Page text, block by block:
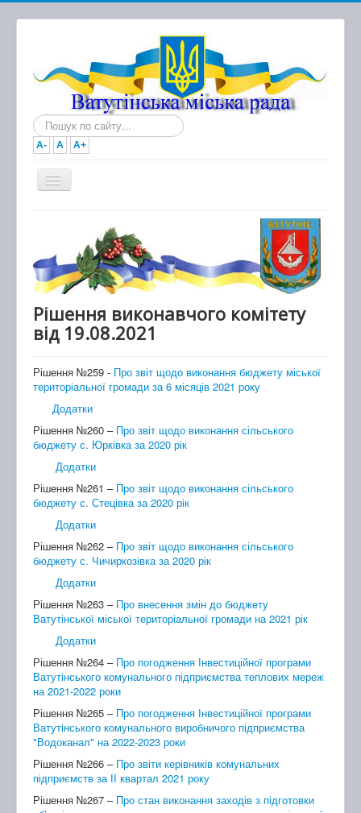
Пошук...
A- A A+
Новини
Документи
Виконавчий комітет
Рішення виконавчого комітету
від 19.08.2021
Рішення №259 - Про звіт щодо виконання бюджету міської
територіальної громади за 6 місяців 2021 року
Додатки
Рішення №260 – Про звіт щодо виконання сільського
бюджету с. Юрківка за 2020 рік
Додатки
Рішення №261 – Про звіт щодо виконання сільського
бюджету с. Стецівка за 2020 рік
Додатки
Рішення №262 – Про звіт щодо виконання сільського
бюджету с. Чичиркозівка за 2020 рік
Додатки
Рішення №263 – Про внесення змін до бюджету
Ватутінської міської територіальної громади на 2021 рік
Додатки
Рішення №264 – Про погодження Інвестиційної програми
Ватутінського комунального підприємства теплових мереж
на 2021-2022 роки
Рішення №265 – Про погодження Інвестиційної програми
Ватутінського комунального виробничого підприємства
"Водоканал" на 2022-2023 роки
Рішення №266 – Про звіти керівників комунальних
підприємств за ІІ квартал 2021 року
Рішення №267 – Про стан виконання заходів з підготовки